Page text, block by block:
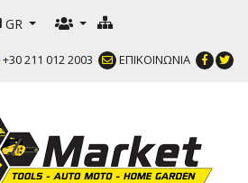
GR
+30 211 012 2003 ΕΠΙΚΟΙΝΩΝΙΑ